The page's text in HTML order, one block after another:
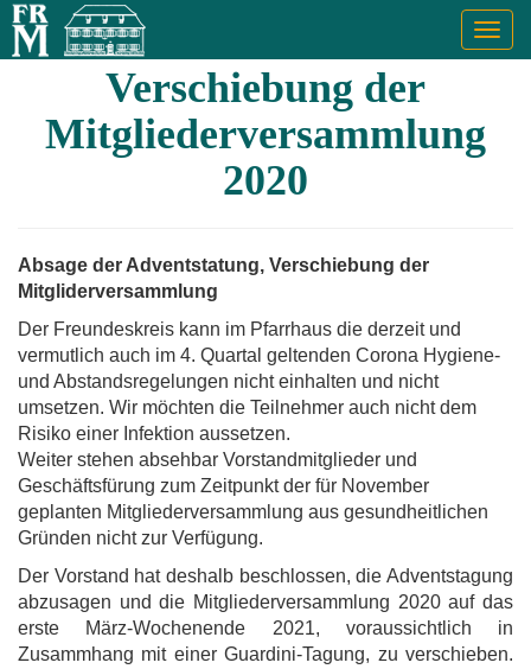
Verschiebung der
Mitgliederversammlung
2020
Absage der Adventstatung, Verschiebung der
Mitgliderversammlung
Der Freundeskreis kann im Pfarrhaus die derzeit und
vermutlich auch im 4. Quartal geltenden Corona Hygiene-
und Abstandsregelungen nicht einhalten und nicht
umsetzen. Wir möchten die Teilnehmer auch nicht dem
Risiko einer Infektion aussetzen.
Weiter stehen absehbar Vorstandmitglieder und
Geschäftsfürung zum Zeitpunkt der für November
geplanten Mitgliederversammlung aus gesundheitlichen
Gründen nicht zur Verfügung.
Der Vorstand hat deshalb beschlossen, die Adventstagung
abzusagen und die Mitgliederversammlung 2020 auf das
erste März-Wochenende 2021, voraussichtlich in
Zusammhang mit einer Guardini-Tagung, zu verschieben.